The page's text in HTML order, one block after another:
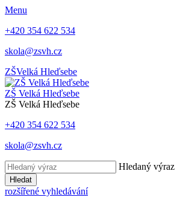
Menu
+420 354 622 534
skola@zsvh.cz
ZŠVelká Hleďsebe
ZŠ Velká Hleďsebe
ZŠ Velká Hleďsebe
+420 354 622 534
skola@zsvh.cz
Hledaný výraz
Hledat
rozšířené vyhledávání